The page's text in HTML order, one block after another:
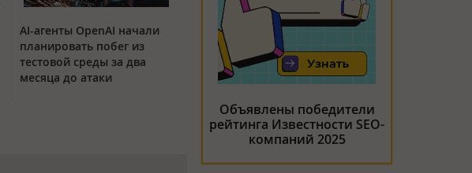
AI-агенты OpenAI начали
планировать побег из
тестовой среды за два
месяца до атаки
Объявлены победители
рейтинга Известности SEO-
компаний 2025